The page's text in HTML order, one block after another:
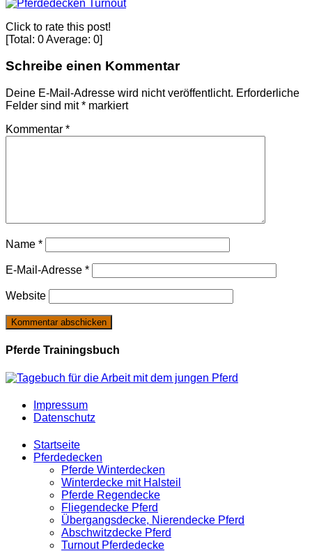
Click to rate this post!
[Total: 0Average: 0]
Schreibe einen Kommentar
Deine E-Mail-Adresse wird nicht veröffentlicht. Erforderliche
Felder sind mit* markiert
Kommentar *
Name *
E-Mail-Adresse *
Website
Pferde Trainingsbuch
Impressum
Datenschutz
Startseite
Pferdedecken
Pferde Winterdecken
Winterdecke mit Halsteil
Pferde Regendecke
Fliegendecke Pferd
Übergangsdecke, Nierendecke Pferd
Abschwitzdecke Pferd
Turnout Pferdedecke